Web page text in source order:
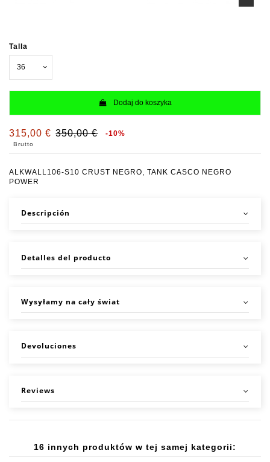
Talla
Dodaj do koszyka
315,00 € 350,00 € -10%
Brutto
ALKWALL106-S10 CRUST NEGRO, TANK CASCO NEGRO
POWER
Descripción
Detalles del producto
Wysyłamy na cały świat
Devoluciones
Reviews
16 innych produktów w tej samej kategorii: